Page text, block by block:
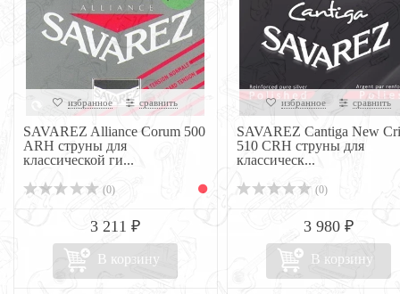
избранное сравнить
SAVAREZ Alliance Corum 500
ARH струны для
классической ги...
(0)
3 211 ₽
В корзину
избранное сравнить
SAVAREZ Cantiga New
510 СRН струны для
классическ...
(0)
3 980 ₽
В корзину